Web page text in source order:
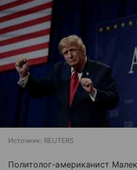
Источник: REUTERS
Политолог-американист